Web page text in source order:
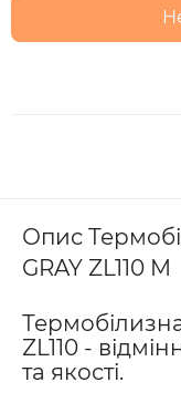
Опис
GRAY ZL110 M
ZL110 -
та якості.